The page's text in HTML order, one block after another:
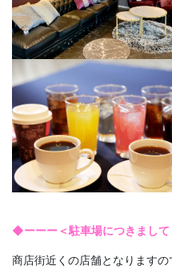
◆ーーー＜駐車場につきまし
商店街近くの店舗となります